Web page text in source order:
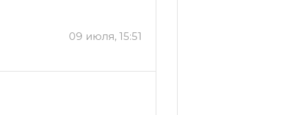
09 июля, 15:51